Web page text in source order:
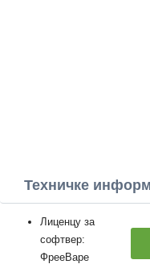
Техничке
Лиценцу за
софтвер:
ФрееВаре